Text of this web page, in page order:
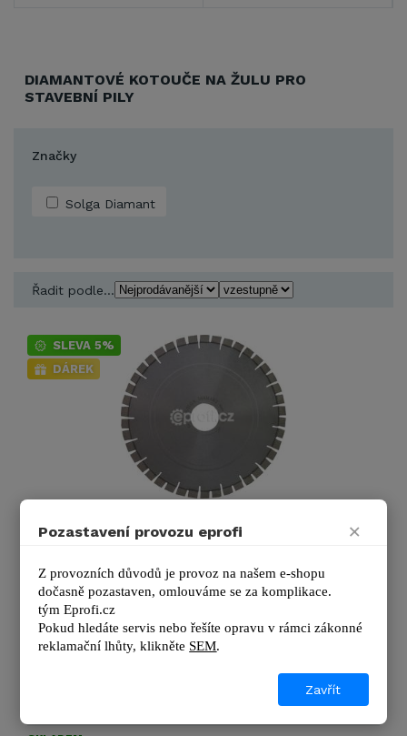
DIAMANTOVÉ KOTOUČE NA ŽULU PRO
STAVEBNÍ PILY
Značky
Solga Diamant
Řadit podle...
SLEVA 5%
DÁREK
mokrému řezání žuly. 330H7 354
Výrobce
Solga Diamant
Průměr kotouče:
25,4 mm
Pozastavení provozu eprofi ×
Z provozních důvodů je provoz na našem e-shopu
dočasně pozastaven, omlouváme se za komplikace.
tým Eprofi.cz
Pokud hledáte servis nebo řešíte opravu v rámci zákonné
reklamační lhůty, klikněte SEM.
Zavřít